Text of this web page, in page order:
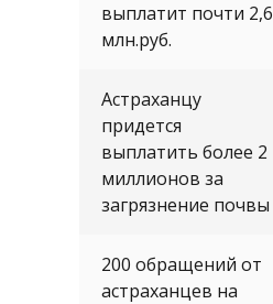
выплатит почти 2,6
млн.руб.
Астраханцу
придется
выплатить более 2
миллионов за
загрязнение почвы
200 обращений от
астраханцев на